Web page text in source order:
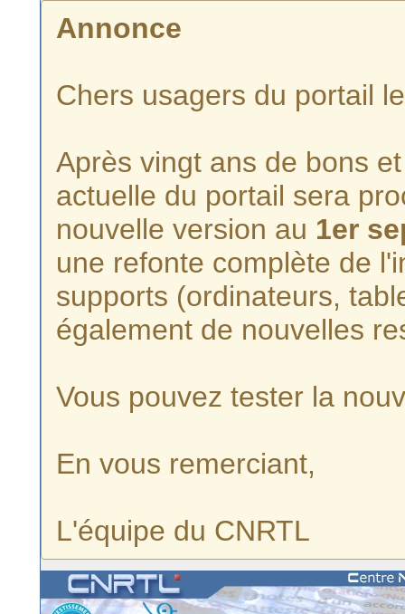
Annonce
Chers usagers du portail
Après vingt ans de bons
actuelle du portail sera
nouvelle version au 1er
une refonte complète de
supports (ordinateurs,
également de nouvelles
Vous pouvez tester la
En vous remerciant,
L'équipe du CNRTL